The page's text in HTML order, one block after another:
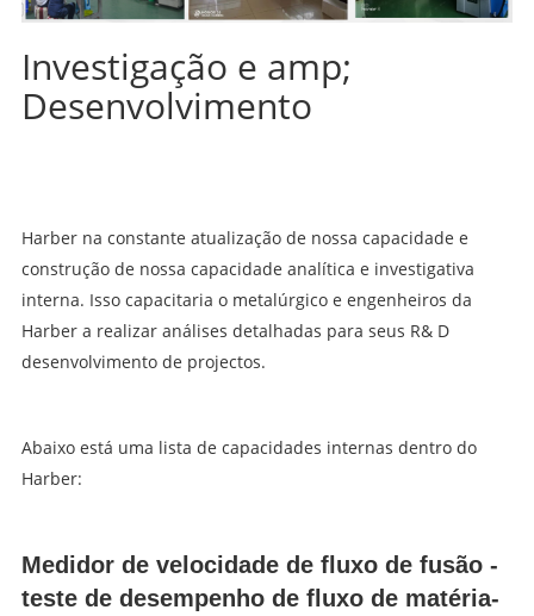
Investigação e amp;
Desenvolvimento
Harber na constante atualização de nossa capacidade e
construção de nossa capacidade analítica e investigativa
interna. Isso capacitaria o metalúrgico e engenheiros da
Harber a realizar análises detalhadas para seus R& D
desenvolvimento de projectos.
Abaixo está uma lista de capacidades internas dentro do
Harber:
Medidor de velocidade de fluxo de fusão -
teste de desempenho de fluxo de matéria-